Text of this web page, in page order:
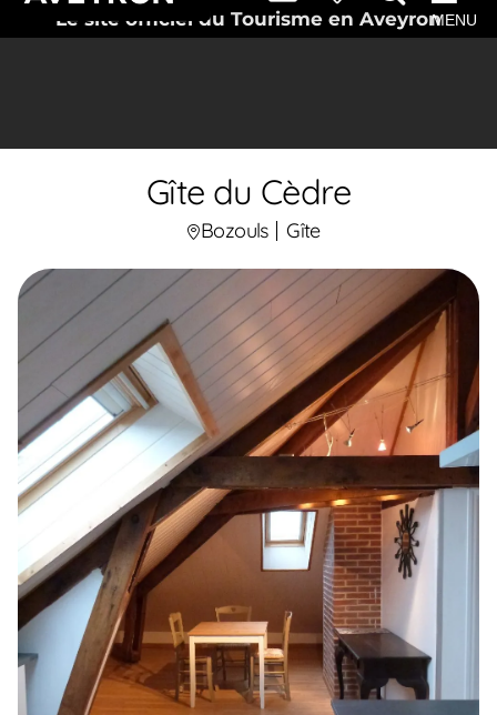
Le site officiel du Tourisme en AveyronMENU
Gîte du Cèdre
Bozouls Gîte